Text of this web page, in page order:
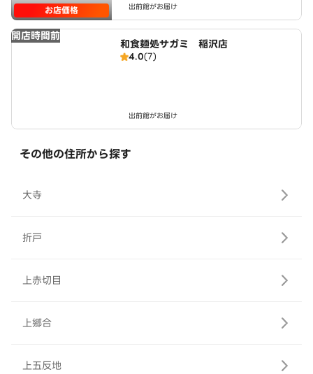
お店価格 出前館がお届け
開店時間前
和食麺処サガミ 稲沢店
4.0(7)
出前館がお届け
その他の住所から探す
大寺
折戸
上赤切目
上郷合
上五反地